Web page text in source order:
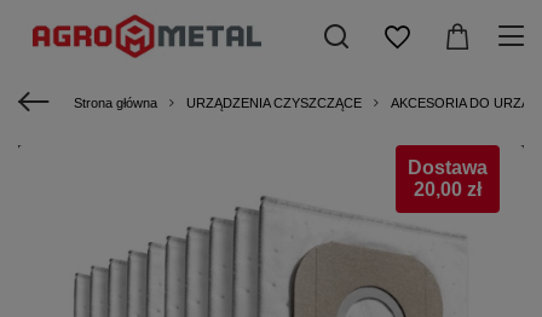
Strona główna URZĄDZENIA CZYSZCZĄCE AKCESORIA DO
Dostawa
20,00 zł